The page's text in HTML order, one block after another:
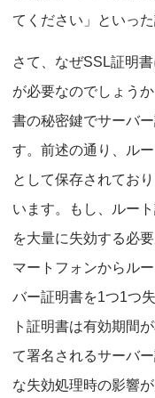
てください」といっ
さて、なぜSSL証明
が必要なのでしょう
書の秘密鍵でサーバ
す。前述の通り、ル
として保存されてお
います。もし、ルー
を大量に失効する必
マートフォンからル
バー証明書を1つ1つ
ト証明書は有効期間
て署名されるサーバ
な失効処理時の影響